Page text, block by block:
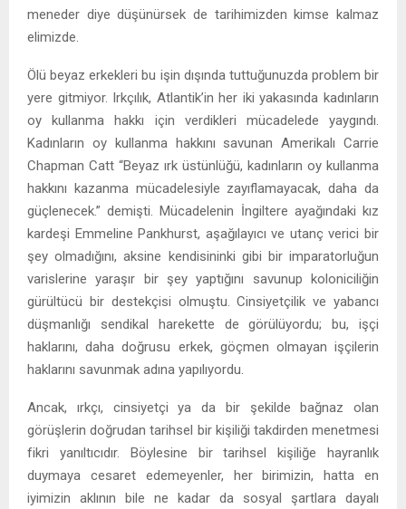
meneder diye düşünürsek de tarihimizden kimse kalmaz
elimizde.
Ölü beyaz erkekleri bu işin dışında tuttuğunuzda problem bir
yere gitmiyor. Irkçılık, Atlantik’in her iki yakasında kadınların
oy kullanma hakkı için verdikleri mücadelede yaygındı.
Kadınların oy kullanma hakkını savunan Amerikalı Carrie
Chapman Catt “Beyaz ırk üstünlüğü, kadınların oy kullanma
hakkını kazanma mücadelesiyle zayıflamayacak, daha da
güçlenecek.” demişti. Mücadelenin İngiltere ayağındaki kız
kardeşi Emmeline Pankhurst, aşağılayıcı ve utanç verici bir
şey olmadığını, aksine kendisininki gibi bir imparatorluğun
varislerine yaraşır bir şey yaptığını savunup koloniciliğin
gürültücü bir destekçisi olmuştu. Cinsiyetçilik ve yabancı
düşmanlığı sendikal harekette de görülüyordu; bu, işçi
haklarını, daha doğrusu erkek, göçmen olmayan işçilerin
haklarını savunmak adına yapılıyordu.
Ancak, ırkçı, cinsiyetçi ya da bir şekilde bağnaz olan
görüşlerin doğrudan tarihsel bir kişiliği takdirden menetmesi
fikri yanıltıcıdır. Böylesine bir tarihsel kişiliğe hayranlık
duymaya cesaret edemeyenler, her birimizin, hatta en
iyimizin aklının bile ne kadar da sosyal şartlara dayalı